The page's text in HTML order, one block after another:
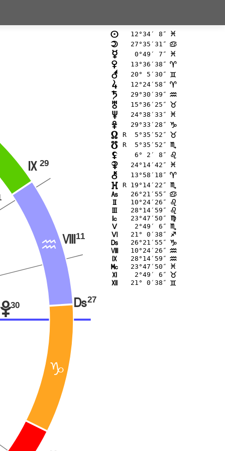
D
E
27
M
11
N
29
O
w30
n 12°34′ 8″ F
o 27°35′31″ >
p 0°49′ 7″ F
q 13°36′38″ ;
r 20° 5′30″ =
s 12°24′58″ ;
t 29°30′39″ E
u 15°36′25″ <
v 24°38′33″ F
w 29°33′28″ D
x R  5°35′52″ <
y R  5°35′52″ B
z 6° 2′ 8″ ?
{ 24°14′42″ F
| 13°58′18″ ;
} R 19°14′22″ B
G 26°21′55″ >
H 10°24′26″ ?
I 28°14′59″ ?
J 23°47′50″ @
K 2°49′ 6″ B
L 21° 0′38″ C
M 26°21′55″ D
N 10°24′26″ E
O 28°14′59″ E
P 23°47′50″ F
Q 2°49′ 6″ <
R 21° 0′38″ =